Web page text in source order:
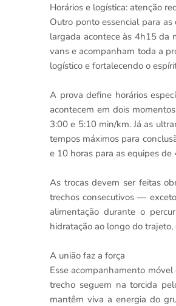
Horários e logística: atenção
Outro ponto essencial para
largada acontece às 4h15 da
vans e acompanham toda a
logístico e fortalecendo o
A prova define horários
acontecem em dois
3:00 e 5:10 min/km. Já as
tempos máximos para
e 10 horas para as equipes
As trocas devem ser feitas
trechos consecutivos —
alimentação durante o
hidratação ao longo do
A união faz a força
Esse acompanhamento
trecho seguem na torcida
mantêm viva a energia do